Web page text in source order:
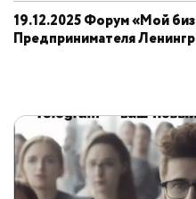
19.12.2025 Форум «Мой
Предпринимателя